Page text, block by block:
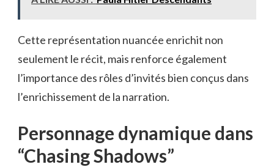
Cette représentation nuancée enrichit non
seulement le récit, mais renforce également
l’importance des rôles d’invités bien conçus dans
l’enrichissement de la narration.
Personnage dynamique dans
“Chasing Shadows”